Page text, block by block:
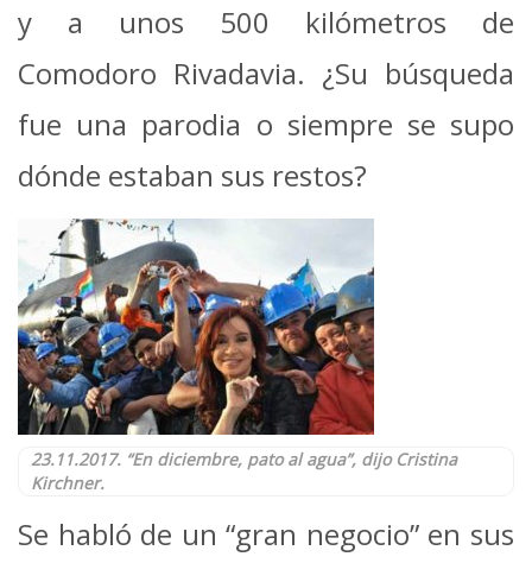
y a unos 500 kilómetros de
Comodoro Rivadavia. ¿Su búsqueda
fue una parodia o siempre se supo
dónde estaban sus restos?
23.11.2017. “En diciembre, pato al agua”, dijo Cristina
Kirchner.
Se habló de un “gran negocio” en sus